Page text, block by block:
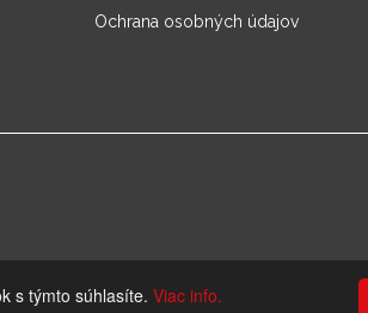
s týmto súhlasíte. Viac info.
Ochrana osobných údajov